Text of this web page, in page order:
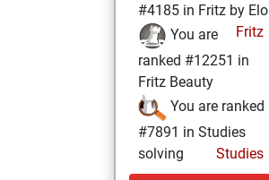
#4185 in Fritz by Elo
Fritz
You are
ranked #12251 in
Fritz Beauty
You are ranked
#7891 in Studies
solving
Studies